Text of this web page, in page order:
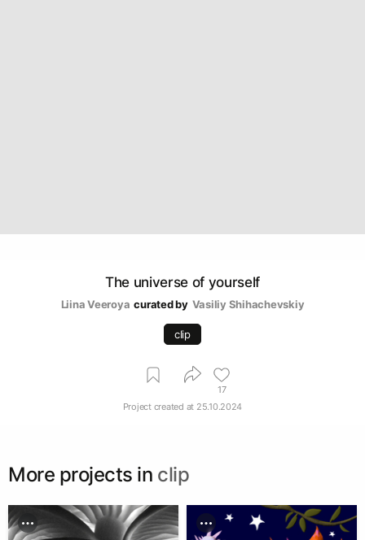
The universe of yourself
Liina Veeroya curated by Vasiliy Shihachevskiy
clip
17
Project created at 25.10.2024
More projects in clip